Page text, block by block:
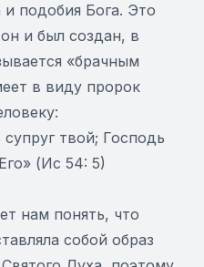
подобия Бога. Это
и был создан, в
«брачным
в виду пророк
твой; Господь
(Ис 54: 5)
нам понять, что
собой образ